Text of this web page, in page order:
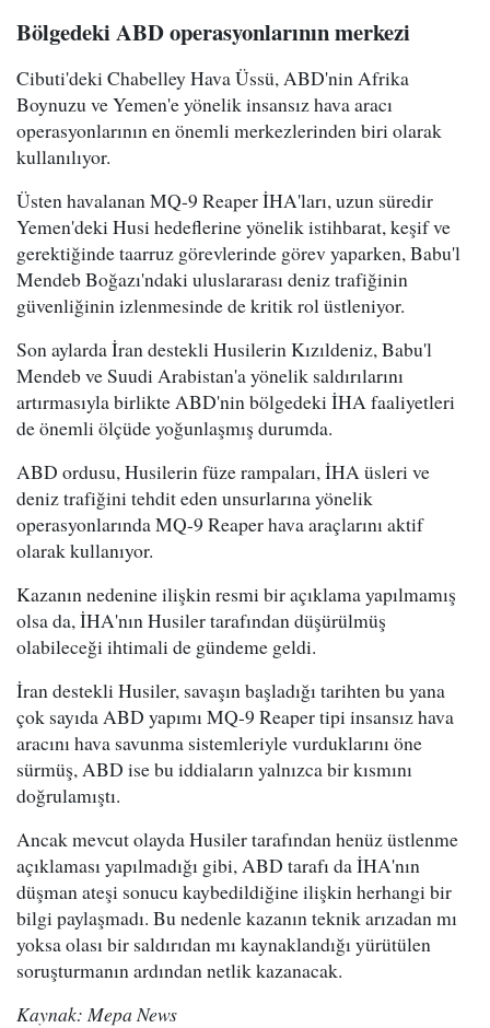
Bölgedeki ABD operasyonlarının merkezi
Cibuti'deki Chabelley Hava Üssü, ABD'nin Afrika
Boynuzu ve Yemen'e yönelik insansız hava aracı
operasyonlarının en önemli merkezlerinden biri olarak
kullanılıyor.
Üsten havalanan MQ-9 Reaper İHA'ları, uzun süredir
Yemen'deki Husi hedeflerine yönelik istihbarat, keşif ve
gerektiğinde taarruz görevlerinde görev yaparken, Babu'l
Mendeb Boğazı'ndaki uluslararası deniz trafiğinin
güvenliğinin izlenmesinde de kritik rol üstleniyor.
Son aylarda İran destekli Husilerin Kızıldeniz, Babu'l
Mendeb ve Suudi Arabistan'a yönelik saldırılarını
artırmasıyla birlikte ABD'nin bölgedeki İHA faaliyetleri
de önemli ölçüde yoğunlaşmış durumda.
ABD ordusu, Husilerin füze rampaları, İHA üsleri ve
deniz trafiğini tehdit eden unsurlarına yönelik
operasyonlarında MQ-9 Reaper hava araçlarını aktif
olarak kullanıyor.
Kazanın nedenine ilişkin resmi bir açıklama yapılmamış
olsa da, İHA'nın Husiler tarafından düşürülmüş
olabileceği ihtimali de gündeme geldi.
İran destekli Husiler, savaşın başladığı tarihten bu yana
çok sayıda ABD yapımı MQ-9 Reaper tipi insansız hava
aracını hava savunma sistemleriyle vurduklarını öne
sürmüş, ABD ise bu iddiaların yalnızca bir kısmını
doğrulamıştı.
Ancak mevcut olayda Husiler tarafından henüz üstlenme
açıklaması yapılmadığı gibi, ABD tarafı da İHA'nın
düşman ateşi sonucu kaybedildiğine ilişkin herhangi bir
bilgi paylaşmadı. Bu nedenle kazanın teknik arızadan mı
yoksa olası bir saldırıdan mı kaynaklandığı yürütülen
soruşturmanın ardından netlik kazanacak.
Kaynak: Mepa News